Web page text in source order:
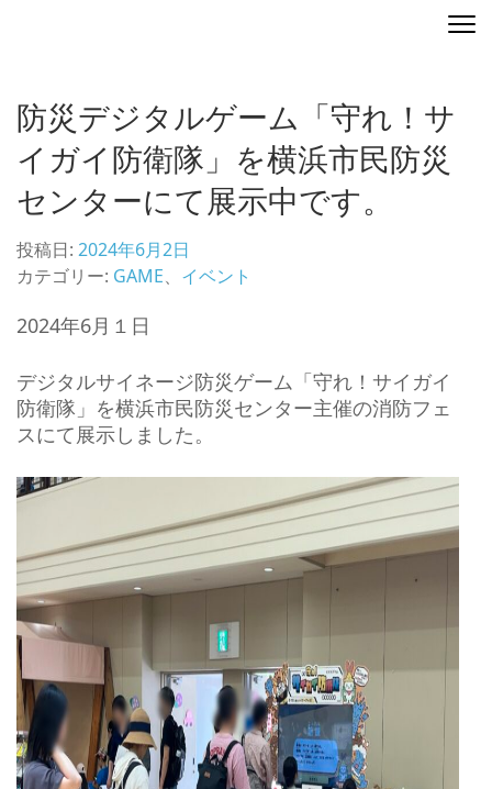
キ
プ
(Enter
押
防災デジタルゲーム「守れ！サ
イガイ防衛隊」を横浜市民防災
センターにて展示中です。
投稿日: 2024年6月2日
カテゴリー: GAME、 イベント
2024年6月１日
デジタルサイネージ防災ゲーム「守れ！サイガイ
防衛隊」を横浜市民防災センター主催の消防フェ
スにて展示しました。